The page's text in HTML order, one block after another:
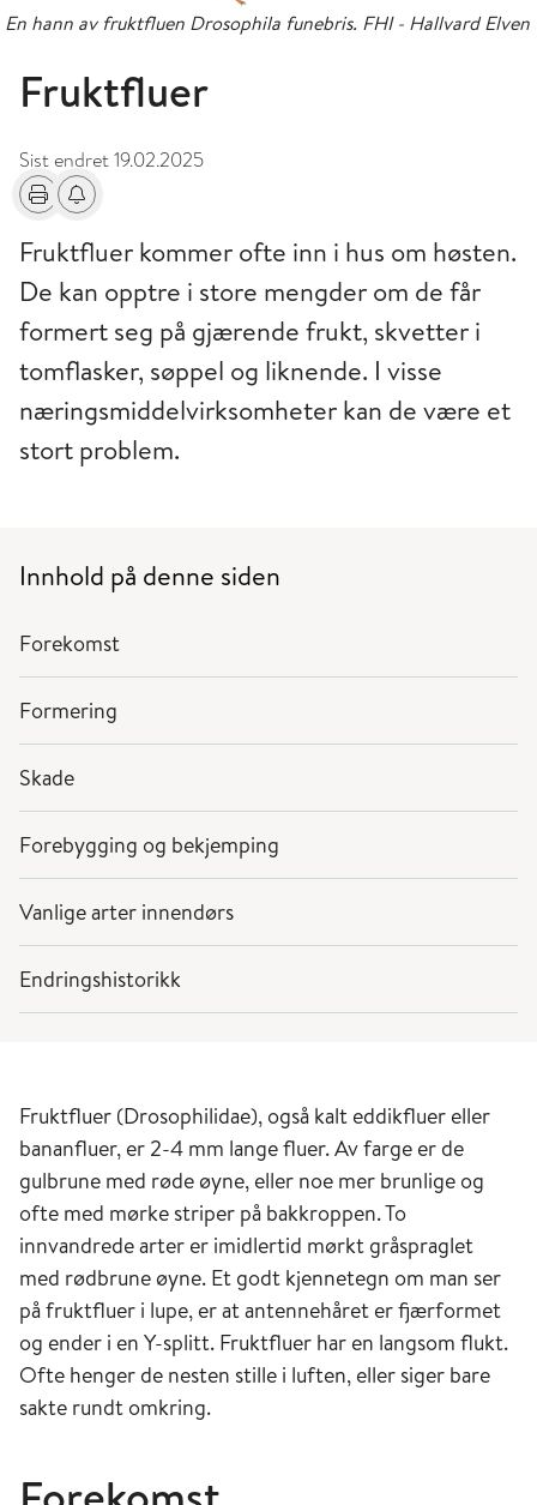
En hann av fruktfluen Drosophila funebris. FHI - Hallvard Elven
Fruktfluer
Sist endret19.02.2025
Skriv utFå varsel om endringer
Fruktfluer kommer ofte inn i hus om høsten.
De kan opptre i store mengder om de får
formert seg på gjærende frukt, skvetter i
tomflasker, søppel og liknende. I visse
næringsmiddelvirksomheter kan de være et
stort problem.
Innhold på denne siden
Forekomst
Formering
Skade
Forebygging og bekjemping
Vanlige arter innendørs
Endringshistorikk
Fruktfluer (Drosophilidae), også kalt eddikfluer eller
bananfluer, er 2-4 mm lange fluer. Av farge er de
gulbrune med røde øyne, eller noe mer brunlige og
ofte med mørke striper på bakkroppen. To
innvandrede arter er imidlertid mørkt gråspraglet
med rødbrune øyne. Et godt kjennetegn om man ser
på fruktfluer i lupe, er at antennehåret er fjærformet
og ender i en Y-splitt. Fruktfluer har en langsom flukt.
Ofte henger de nesten stille i luften, eller siger bare
sakte rundt omkring.